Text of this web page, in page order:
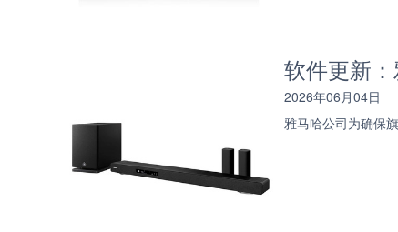
软件更新：
2026年06月04日
雅马哈公司为确保